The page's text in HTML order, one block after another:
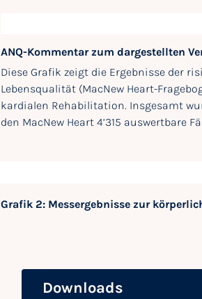
ANQ-Kommentar zum dargestellten
Diese Grafik zeigt die Ergebnisse der
Lebensqualität (MacNew Heart-
kardialen Rehabilitation. Insgesamt
den MacNew Heart 4’315 auswertbare
Grafik 2: Messergebnisse zur
Downloads